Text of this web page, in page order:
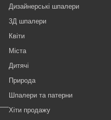
Дизайнерські шпалери
3Д шпалери
Квіти
Міста
Дитячі
Природа
Шпалери та патерни
Хіти продажу